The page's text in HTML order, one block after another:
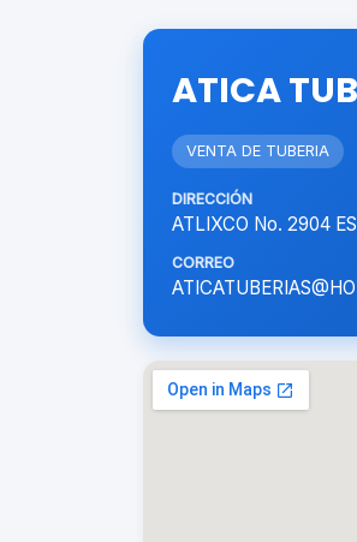
ATICA
VENTA DE TUBERIA
DIRECCIÓN
ATLIXCO No. 2904
CORREO